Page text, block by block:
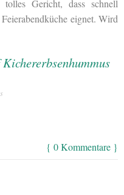
Gericht, dass schnell
eignet. Wird
{ 0 Kommentare }